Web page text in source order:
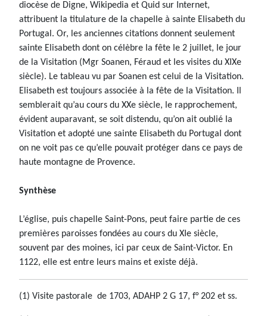
diocèse de Digne, Wikipedia et Quid sur Internet,
attribuent la titulature de la chapelle à sainte Elisabeth du
Portugal. Or, les anciennes citations donnent seulement
sainte Elisabeth dont on célèbre la fête le 2 juillet, le jour
de la Visitation (Mgr Soanen, Féraud et les visites du XIXe
siècle). Le tableau vu par Soanen est celui de la Visitation.
Elisabeth est toujours associée à la fête de la Visitation. Il
semblerait qu’au cours du XXe siècle, le rapprochement,
évident auparavant, se soit distendu, qu’on ait oublié la
Visitation et adopté une sainte Elisabeth du Portugal dont
on ne voit pas ce qu’elle pouvait protéger dans ce pays de
haute montagne de Provence.
Synthèse
L’église, puis chapelle Saint-Pons, peut faire partie de ces
premières paroisses fondées au cours du XIe siècle,
souvent par des moines, ici par ceux de Saint-Victor. En
1122, elle est entre leurs mains et existe déjà.
(1) Visite pastorale de 1703, ADAHP 2 G 17, f° 202 et ss.